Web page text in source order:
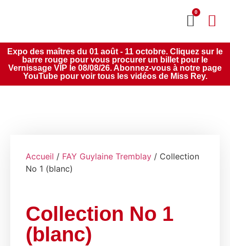
0
Expo des maîtres du 01 août - 11 octobre. Cliquez sur le
barre rouge pour vous procurer un billet pour le
Vernissage VIP le 08/08/26. Abonnez-vous à notre page
YouTube pour voir tous les vidéos de Miss Rey.
Accueil / FAY Guylaine Tremblay / Collection
No 1 (blanc)
Collection No 1
(blanc)